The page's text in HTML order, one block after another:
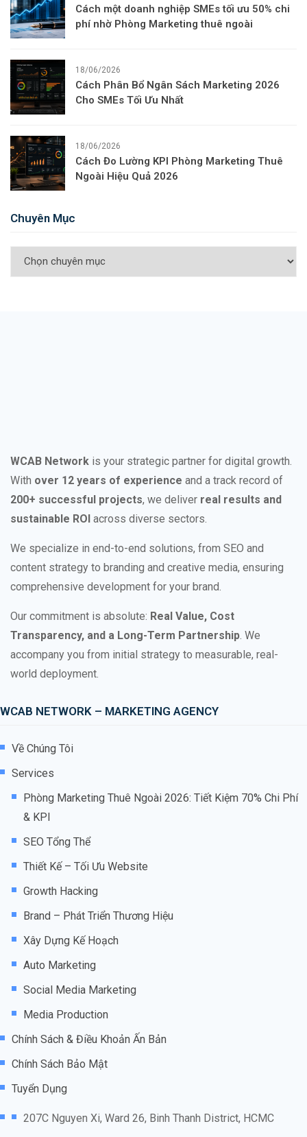
Cách một doanh nghiệp SMEs tối ưu 50% chi
phí nhờ Phòng Marketing thuê ngoài
18/06/2026
Cách Phân Bổ Ngân Sách Marketing 2026
Cho SMEs Tối Ưu Nhất
18/06/2026
Cách Đo Lường KPI Phòng Marketing Thuê
Ngoài Hiệu Quả 2026
Chuyên Mục
WCAB Network is your strategic partner for digital growth.
With over 12 years of experience and a track record of
200+ successful projects, we deliver real results and
sustainable ROI across diverse sectors.
We specialize in end-to-end solutions, from SEO and
content strategy to branding and creative media, ensuring
comprehensive development for your brand.
Our commitment is absolute: Real Value, Cost
Transparency, and a Long-Term Partnership. We
accompany you from initial strategy to measurable, real-
world deployment.
WCAB NETWORK – MARKETING AGENCY
Về Chúng Tôi
Services
Phòng Marketing Thuê Ngoài 2026: Tiết Kiệm 70% Chi Phí
& KPI
SEO Tổng Thể
Thiết Kế – Tối Ưu Website
Growth Hacking
Brand – Phát Triển Thương Hiệu
Xây Dựng Kế Hoạch
Auto Marketing
Social Media Marketing
Media Production
Chính Sách & Điều Khoản Ấn Bản
Chính Sách Bảo Mật
Tuyển Dụng
207C Nguyen Xi, Ward 26, Binh Thanh District, HCMC